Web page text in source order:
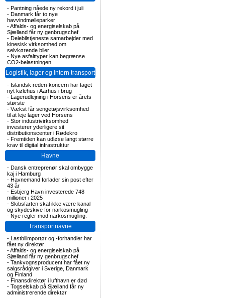
- Pantning nåede ny rekord i juli
- Danmark får to nye
havvindmølleparker
-Affalds- og energiselskab på
Sjælland får ny genbrugschef
- Delebilstjeneste samarbejder med
kinesisk virksomhed om
selvkørende biler
- Nye asfalttyper kan begrænse
CO2-belastningen
Logistik, lager og intern transport
- Islandsk rederi-koncern har taget
nyt kølehus i Aarhus i brug
- Lagerudlejning i Horsens er årets
største
- Vækst får sengetøjsvirksomhed
til at leje lager ved Horsens
- Stor industrivirksomhed
investerer yderligere sit
distributionscenter i Rødekro
- Fremtiden kan udløse langt større
krav til digital infrastruktur
Havne
- Dansk entreprenør skal ombygge
kaj i Hamburg
- Havnemand forlader sin post efter
43 år
- Esbjerg Havn investerede 748
millioner i 2025
- Skibsfarten skal ikke være kanal
og skydeskive for narkosmugling
- Nye regler mod narkosmugling:
Transportnavne
- Lastbilimportør og -forhandler har
fået ny direktør
-Affalds- og energiselskab på
Sjælland får ny genbrugschef
- Tankvognsproducent har fået ny
salgsrådgiver i Sverige, Danmark
og Finland
- Finansdirektør i lufthavn er død
- Togselskab på Sjælland får ny
administrerende direktør